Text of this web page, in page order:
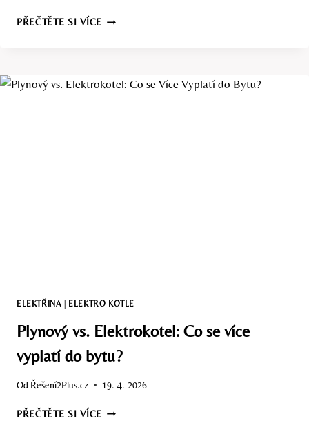
PŘEČTĚTE SI VÍCEVÝKON
PRO
ELEKTŘINA ELEKTRO KOTLE
Plynový vs. Elektrokotel: Co se více
vyplatí do bytu?
Od Řešení2Plus.cz 19. 4. 2026
PŘEČTĚTE SI VÍCEPLYNOVÝ